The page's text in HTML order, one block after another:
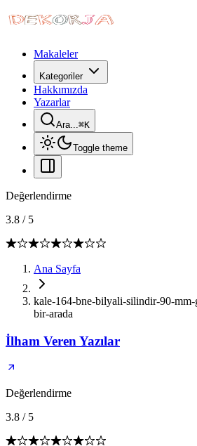
Makaleler
Kategoriler
Hakkımızda
Yazarlar
Ara...⌘K
Toggle theme
Değerlendirme
3.8 / 5
Ana Sayfa
kale-164-bne-bilyali-silindir-90-
bir-arada
İlham Veren Yazılar
Değerlendirme
3.8 / 5